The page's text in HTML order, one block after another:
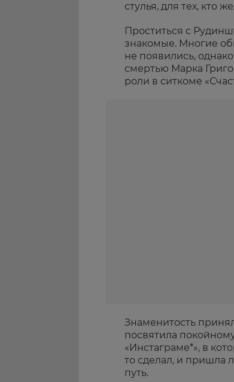
стулья, для тех, кто
Проститься с
знакомые. Многие
не появились,
смертью Марка
роли в ситкоме
Знаменитость
посвятила
«Инстаграме*», в
то сделал, и пришла
путь.